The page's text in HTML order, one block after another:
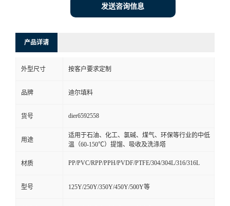
发送咨询信息
产品详请
外型尺寸 按客户要求定制
品牌 迪尔填料
货号 dier6592558
用途
适用于石油、化工、氯碱、煤气、环保等行业的中低
温（60-150℃）提馏、吸收及洗涤塔
材质 PP/PVC/RPP/PPH/PVDF/PTFE/304/304L/316/316L
型号 125Y/250Y/350Y/450Y/500Y等